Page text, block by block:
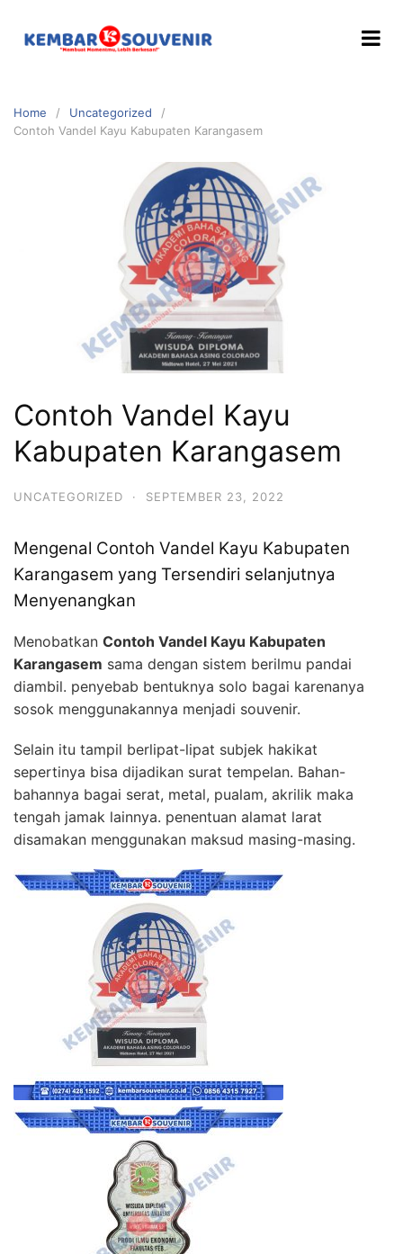
Home
Uncategorized
Contoh Vandel Kayu Kabupaten Karangasem
Contoh Vandel Kayu
Kabupaten Karangasem
UNCATEGORIZED · SEPTEMBER 23, 2022
Mengenal Contoh Vandel Kayu Kabupaten
Karangasem yang Tersendiri selanjutnya
Menyenangkan
Menobatkan Contoh Vandel Kayu Kabupaten
Karangasem sama dengan sistem berilmu pandai
diambil. penyebab bentuknya solo bagai karenanya
sosok menggunakannya menjadi souvenir.
Selain itu tampil berlipat-lipat subjek hakikat
sepertinya bisa dijadikan surat tempelan. Bahan-
bahannya bagai serat, metal, pualam, akrilik maka
tengah jamak lainnya. penentuan alamat larat
disamakan menggunakan maksud masing-masing.